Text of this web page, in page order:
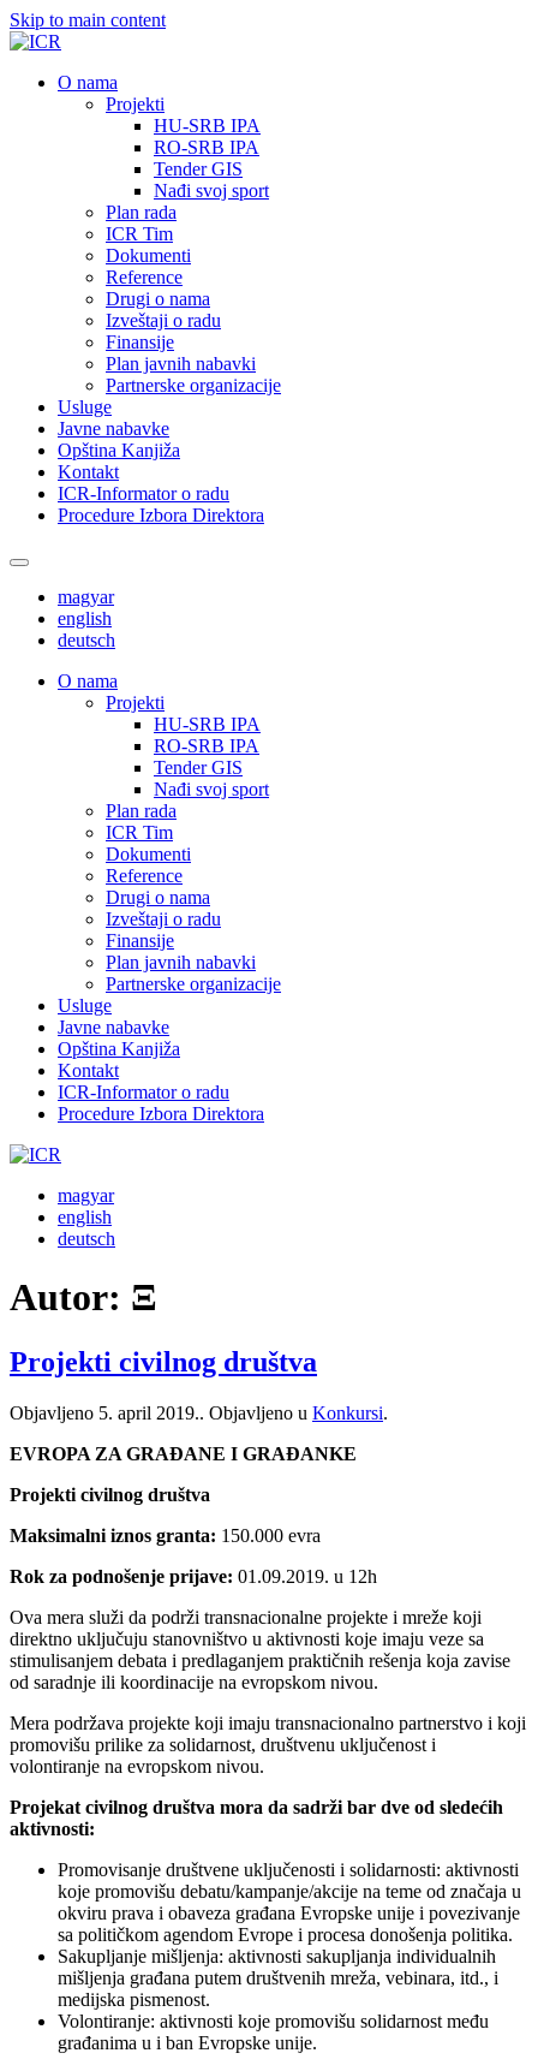
Skip to main content
О nama
Projekti
HU-SRB IPA
RO-SRB IPA
Tender GIS
Nađi svoj sport
Plan rada
ICR Tim
Dokumenti
Reference
Drugi o nama
Izveštaji o radu
Finansije
Plan javnih nabavki
Partnerske organizacije
Usluge
Javne nabavke
Opština Kanjiža
Kontakt
ICR-Informator o radu
Procedure Izbora Direktora
magyar
english
deutsch
О nama
Projekti
HU-SRB IPA
RO-SRB IPA
Tender GIS
Nađi svoj sport
Plan rada
ICR Tim
Dokumenti
Reference
Drugi o nama
Izveštaji o radu
Finansije
Plan javnih nabavki
Partnerske organizacije
Usluge
Javne nabavke
Opština Kanjiža
Kontakt
ICR-Informator o radu
Procedure Izbora Direktora
magyar
english
deutsch
Autor: Ξ
Projekti civilnog društva
Objavljeno 5. april 2019.. Objavljeno u Konkursi.
EVROPA ZA GRAĐANE I GRAĐANKE
Projekti civilnog društva
Maksimalni iznos granta: 150.000 evra
Rok za podnošenje prijave: 01.09.2019. u 12h
Ova mera služi da podrži transnacionalne projekte i mreže koji
direktno uključuju stanovništvo u aktivnosti koje imaju veze sa
stimulisanjem debata i predlaganjem praktičnih rešenja koja zavise
od saradnje ili koordinacije na evropskom nivou.
Mera podržava projekte koji imaju transnacionalno partnerstvo i koji
promovišu prilike za solidarnost, društvenu uključenost i
volontiranje na evropskom nivou.
Projekat civilnog društva mora da sadrži bar dve od sledećih
aktivnosti:
Promovisanje društvene uključenosti i solidarnosti: aktivnosti
koje promovišu debatu/kampanje/akcije na teme od značaja u
okviru prava i obaveza građana Evropske unije i povezivanje
sa političkom agendom Evrope i procesa donošenja politika.
Sakupljanje mišljenja: aktivnosti sakupljanja individualnih
mišljenja građana putem društvenih mreža, vebinara, itd., i
medijska pismenost.
Volontiranje: aktivnosti koje promovišu solidarnost među
građanima u i ban Evropske unije.